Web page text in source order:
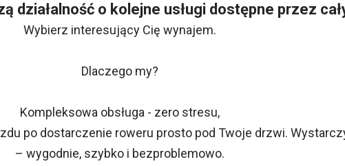
działalność o kolejne usługi dostępne przez
Wybierz interesujący Cię wynajem.
Dlaczego my?
Kompleksowa obsługa - zero stresu,
po dostarczenie roweru prosto pod Twoje drzwi.
– wygodnie, szybko i bezproblemowo.